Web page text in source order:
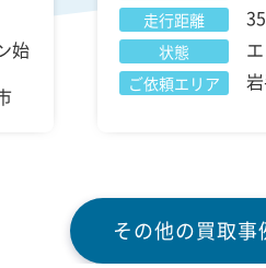
始
走行距離
状態
ご依頼エリア
その他の買取